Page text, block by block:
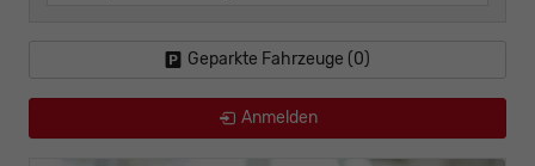
Geparkte Fahrzeuge (0)
Anmelden